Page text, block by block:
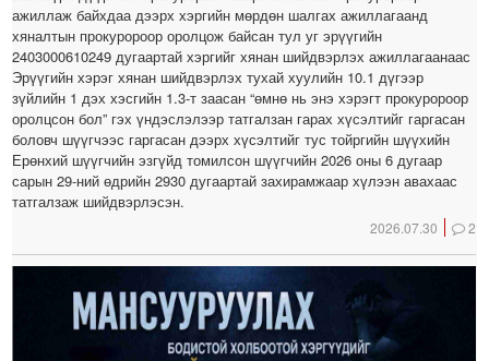
ажиллаж байхдаа дээрх хэргийн мөрдөн шалгах ажиллагаанд
хяналтын прокуророор оролцож байсан тул уг эрүүгийн
2403000610249 дугаартай хэргийг хянан шийдвэрлэх ажиллагаанаас
Эрүүгийн хэрэг хянан шийдвэрлэх тухай хуулийн 10.1 дүгээр
зүйлийн 1 дэх хэсгийн 1.3-т заасан “өмнө нь энэ хэрэгт прокуророор
оролцсон бол” гэх үндэслэлээр татгалзан гарах хүсэлтийг гаргасан
боловч шүүгчээс гаргасан дээрх хүсэлтийг тус тойргийн шүүхийн
Ерөнхий шүүгчийн эзгүйд томилсон шүүгчийн 2026 оны 6 дугаар
сарын 29-ний өдрийн 2930 дугаартай захирамжаар хүлээн авахаас
татгалзаж шийдвэрлэсэн.
2026.07.30 2